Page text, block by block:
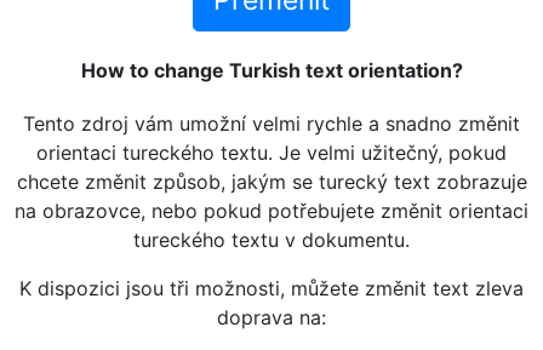
How to change Turkish text orientation?
Tento zdroj vám umožní velmi rychle a snadno změnit
orientaci tureckého textu. Je velmi užitečný, pokud
chcete změnit způsob, jakým se turecký text zobrazuje
na obrazovce, nebo pokud potřebujete změnit orientaci
tureckého textu v dokumentu.
K dispozici jsou tři možnosti, můžete změnit text zleva
doprava na: